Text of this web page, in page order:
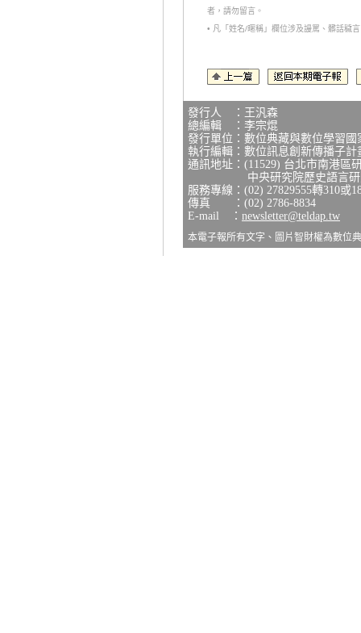
者，請勿留言。
• 凡「姓名/暱稱」欄位涉及謾罵、髒話穢
發行人 ：王汎森
總編輯 ：李宗焜
發行單位：數位典藏與數位學習
執行編輯：數位訊息創新傳播子計
通訊地址：(11529) 台北市南港區
中央研究院歷史語言研究
服務專線：(02) 27829555轉310或
傳真 ：(02) 2786-8834
E-mail ： newsletter@teldap.tw
本電子報所有文字、圖片智財權為數位